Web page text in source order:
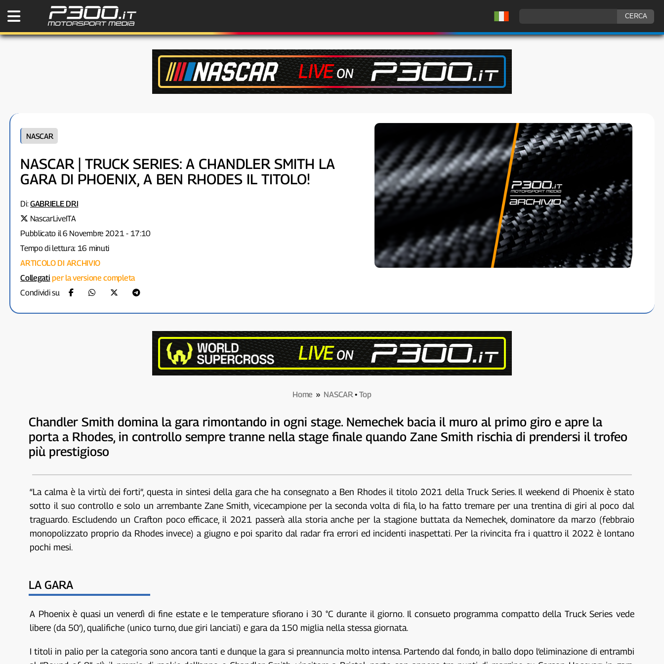
NASCAR
NASCAR | TRUCK SERIES: A CHANDLER SMITH LA
GARA DI PHOENIX, A BEN RHODES IL TITOLO!
Di:GABRIELE DRI
NascarLiveITA
Pubblicato il 6 Novembre 2021 - 17:10
Tempo di lettura: 16 minuti
ARTICOLO DI ARCHIVIO
Collegati per la versione completa
Condividi su
Home » NASCAR• Top
Chandler Smith domina la gara rimontando in ogni stage. Nemechek bacia il muro al primo giro e apre la
porta a Rhodes, in controllo sempre tranne nella stage finale quando Zane Smith rischia di prendersi il trofeo
più prestigioso
“La calma è la virtù dei forti”, questa in sintesi della gara che ha consegnato a Ben Rhodes il titolo 2021 della Truck Series. Il weekend di Phoenix è stato
sotto il suo controllo e solo un arrembante Zane Smith, vicecampione per la seconda volta di fila, lo ha fatto tremare per una trentina di giri al poco dal
traguardo. Escludendo un Crafton poco efficace, il 2021 passerà alla storia anche per la stagione buttata da Nemechek, dominatore da marzo (febbraio
monopolizzato proprio da Rhodes invece) a giugno e poi sparito dal radar fra errori ed incidenti inaspettati. Per la rivincita fra i quattro il 2022 è lontano
pochi mesi.
LA GARA
A Phoenix è quasi un venerdì di fine estate e le temperature sfiorano i 30 °C durante il giorno. Il consueto programma compatto della Truck Series vede
libere (da 50′), qualifiche (unico turno, due giri lanciati) e gara da 150 miglia nella stessa giornata.
I titoli in palio per la categoria sono ancora tanti e dunque la gara si preannuncia molto intensa. Partendo dal fondo, in ballo dopo l’eliminazione di entrambi